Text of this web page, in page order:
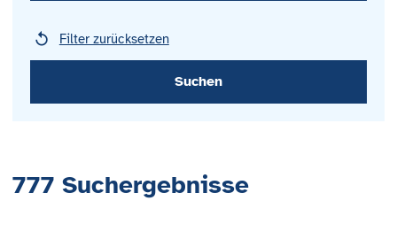
Filter zurücksetzen
777Suchergebnisse